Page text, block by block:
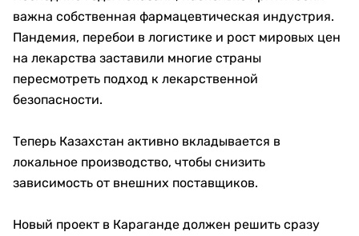
важна собственная фармацевтическая индустрия.
Пандемия, перебои в логистике и рост мировых цен
на лекарства заставили многие страны
пересмотреть подход к лекарственной
безопасности.
Теперь Казахстан активно вкладывается в
локальное производство, чтобы снизить
зависимость от внешних поставщиков.
Новый проект в Караганде должен решить сразу